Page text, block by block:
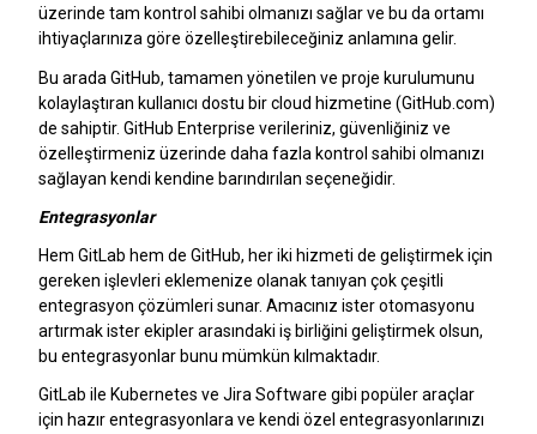
üzerinde tam kontrol sahibi olmanızı sağlar ve bu da ortamı
ihtiyaçlarınıza göre özelleştirebileceğiniz anlamına gelir.
Bu arada GitHub, tamamen yönetilen ve proje kurulumunu
kolaylaştıran kullanıcı dostu bir cloud hizmetine (GitHub.com)
de sahiptir. GitHub Enterprise verileriniz, güvenliğiniz ve
özelleştirmeniz üzerinde daha fazla kontrol sahibi olmanızı
sağlayan kendi kendine barındırılan seçeneğidir.
Entegrasyonlar
Hem GitLab hem de GitHub, her iki hizmeti de geliştirmek için
gereken işlevleri eklemenize olanak tanıyan çok çeşitli
entegrasyon çözümleri sunar. Amacınız ister otomasyonu
artırmak ister ekipler arasındaki iş birliğini geliştirmek olsun,
bu entegrasyonlar bunu mümkün kılmaktadır.
GitLab ile Kubernetes ve Jira Software gibi popüler araçlar
için hazır entegrasyonlara ve kendi özel entegrasyonlarınızı